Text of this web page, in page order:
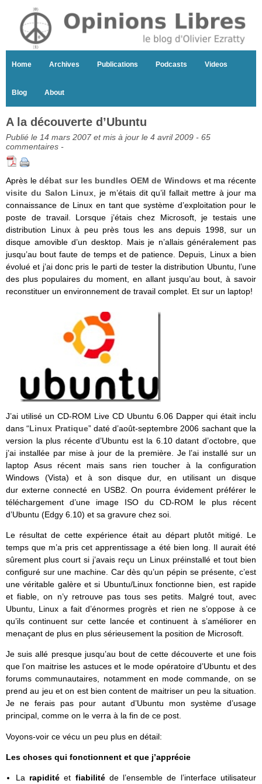
Home Archives Publications Podcasts Videos
Blog About
A la découverte d’Ubuntu
Publié le 14 mars 2007 et mis à jour le 4 avril 2009 - 65
commentaires -
Après ledébat sur les bundles OEM de Windows et ma récente
visite du Salon Linux , je m’étais dit qu’il fallait mettre à jour ma
connaissance de Linux en tant que système d’exploitation pour le
poste de travail. Lorsque j’étais chez Microsoft, je testais une
distribution Linux à peu près tous les ans depuis 1998, sur un
disque amovible d’un desktop. Mais je n’allais généralement pas
jusqu’au bout faute de temps et de patience. Depuis, Linux a bien
évolué et j’ai donc pris le parti de tester la distribution Ubuntu, l’une
des plus populaires du moment, en allant jusqu’au bout, à savoir
reconstituer un environnement de travail complet. Et sur un laptop!
J’ai utilisé un CD-ROM Live CD Ubuntu 6.06 Dapper qui était inclu
dans “Linux Pratique” daté d’août-septembre 2006 sachant que la
version la plus récente d’Ubuntu est la 6.10 datant d’octobre, que
j’ai installée par mise à jour de la première. Je l’ai installé sur un
laptop Asus récent mais sans rien toucher à la configuration
Windows (Vista) et à son disque dur, en utilisant un disque
dur externe connecté en USB2. On pourra évidement préférer le
téléchargement d’une image ISO du CD-ROM le plus récent
d’Ubuntu (Edgy 6.10) et sa gravure chez soi.
Le résultat de cette expérience était au départ plutôt mitigé. Le
temps que m’a pris cet apprentissage a été bien long. Il aurait été
sûrement plus court si j’avais reçu un Linux préinstallé et tout bien
configuré sur une machine. Car dès qu’un pépin se présente, c’est
une véritable galère et si Ubuntu/Linux fonctionne bien, est rapide
et fiable, on n’y retrouve pas tous ses petits. Malgré tout, avec
Ubuntu, Linux a fait d’énormes progrès et rien ne s’oppose à ce
qu’ils continuent sur cette lancée et continuent à s’améliorer en
menaçant de plus en plus sérieusement la position de Microsoft.
Je suis allé presque jusqu’au bout de cette découverte et une fois
que l’on maitrise les astuces et le mode opératoire d’Ubuntu et des
forums communautaires, notamment en mode commande, on se
prend au jeu et on est bien content de maitriser un peu la situation.
Je ne ferais pas pour autant d’Ubuntu mon système d’usage
principal, comme on le verra à la fin de ce post.
Voyons-voir ce vécu un peu plus en détail:
Les choses qui fonctionnent et que j’apprécie
La rapidité et fiabilitéde l’ensemble de l’interface utilisateur